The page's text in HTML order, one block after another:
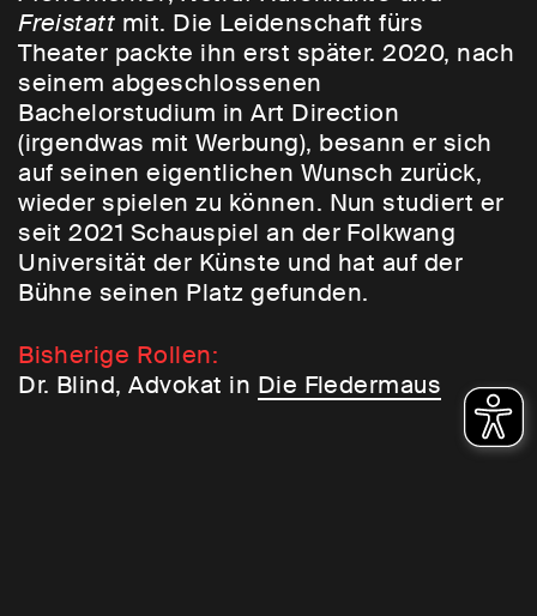
Freistatt mit. Die Leidenschaft fürs
Theater packte ihn erst später. 2020, nach
seinem abgeschlossenen
Bachelorstudium in Art Direction
(irgendwas mit Werbung), besann er sich
auf seinen eigentlichen Wunsch zurück,
wieder spielen zu können. Nun studiert er
seit 2021 Schauspiel an der Folkwang
Universität der Künste und hat auf der
Bühne seinen Platz gefunden.
Bisherige Rollen:
Dr. Blind, Advokat in Die Fledermaus